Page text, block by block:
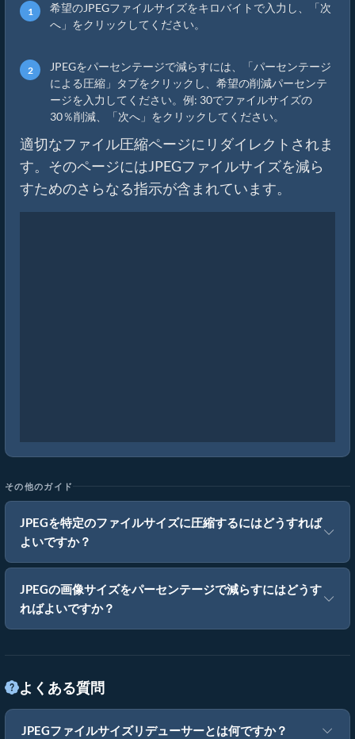
希望のJPEGファイルサイズをキロバイトで入力し、「次
へ」をクリックしてください。
JPEGをパーセンテージで減らすには、「パーセンテージ
による圧縮」タブをクリックし、希望の削減パーセンテ
ージを入力してください。例: 30でファイルサイズの
30％削減、「次へ」をクリックしてください。
適切なファイル圧縮ページにリダイレクトされま
す。そのページにはJPEGファイルサイズを減ら
すためのさらなる指示が含まれています。
その他のガイド
JPEGを特定のファイルサイズに圧縮するにはどうすれば
よいですか？
JPEGの画像サイズをパーセンテージで減らすにはどうす
ればよいですか？
よくある質問
JPEGファイルサイズリデューサーとは何ですか？